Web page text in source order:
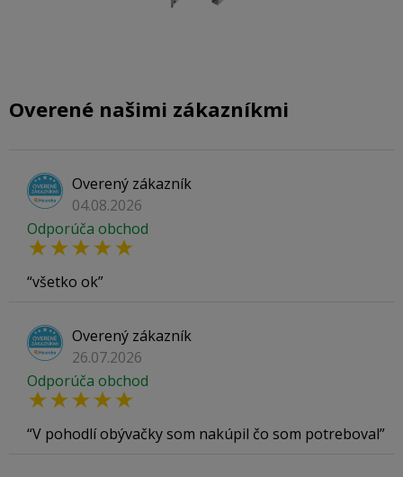
Overené našimi zákazníkmi
Overený zákazník
04.08.2026
Odporúča obchod
všetko ok
Overený zákazník
26.07.2026
Odporúča obchod
V pohodlí obývačky som nakúpil čo som potreboval